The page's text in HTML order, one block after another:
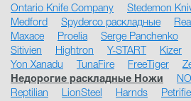
Ontario Knife Company
Stedemon
Medford
Spyderco раскладные
Maxace
Proelia Serge Panchenko
Sitivien
Hightron Y-START Kizer
Yon Xanadu
TunaFire FreeTiger
Недорогие раскладные Ножи
Reptilian
LionSteel Harnds